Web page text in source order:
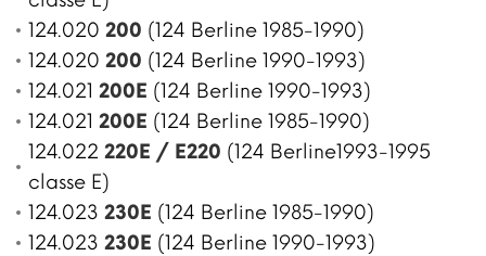
124.020 200 (124 Berline 1985-1990)
124.020 200 (124 Berline 1990-1993)
124.021 200E (124 Berline 1990-1993)
124.021 200E (124 Berline 1985-1990)
124.022 220E / E220 (124 Berline1993-1995
classe E)
124.023 230E (124 Berline 1985-1990)
124.023 230E (124 Berline 1990-1993)